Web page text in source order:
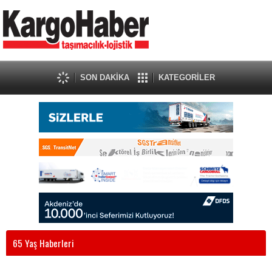
SON DAKİKA KATEGORİLER
65 Yaş Haberleri